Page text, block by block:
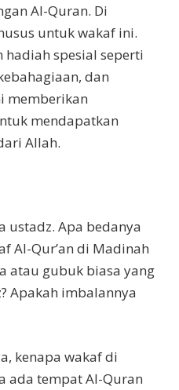
Al-Quran. Di
untuk wakaf ini.
spesial seperti
dan
memberikan
mendapatkan
Allah.
ustadz. Apa bedanya
Al-Qur’an di Madinah
atau gubuk biasa yang
Apakah imbalannya
kenapa wakaf di
ada tempat Al-Quran